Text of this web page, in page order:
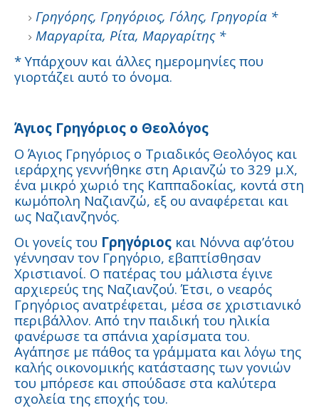
Γρηγόρης, Γρηγόριος, Γόλης, Γρηγορία *
Μαργαρίτα, Ρίτα, Μαργαρίτης *
* Υπάρχουν και άλλες ημερομηνίες που
γιορτάζει αυτό το όνομα.
Άγιος Γρηγόριος ο Θεολόγος
Ο Άγιος Γρηγόριος ο Τριαδικός Θεολόγος και
ιεράρχης γεννήθηκε στη Αριανζώ το 329 μ.Χ,
ένα μικρό χωριό της Καππαδοκίας, κοντά στη
κωμόπολη Ναζιανζώ, εξ ου αναφέρεται και
ως Ναζιανζηνός.
Οι γονείς του Γρηγόριος και Νόννα αφ’ότου
γέννησαν τον Γρηγόριο, εβαπτίσθησαν
Χριστιανοί. Ο πατέρας του μάλιστα έγινε
αρχιερεύς της Ναζιανζού. Έτσι, ο νεαρός
Γρηγόριος ανατρέφεται, μέσα σε χριστιανικό
περιβάλλον. Από την παιδική του ηλικία
φανέρωσε τα σπάνια χαρίσματα του.
Αγάπησε με πάθος τα γράμματα και λόγω της
καλής οικονομικής κατάστασης των γονιών
του μπόρεσε και σπούδασε στα καλύτερα
σχολεία της εποχής του.